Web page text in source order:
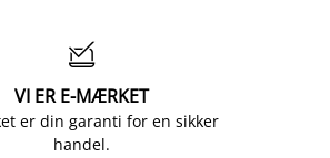

VI ER E-MÆRKET
er din garanti for en sikker
handel.